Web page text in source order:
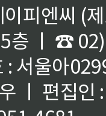
피엔씨 (
층 ㅣ ☎
: 서울아
ㅣ 편집인